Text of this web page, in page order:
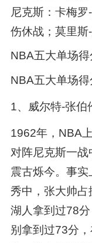
尼克斯：卡梅
伤休战；莫里斯
NBA五大单场
NBA五大单场得
1、威尔特-张伯
1962年，NBA
对阵尼克斯一战
震古烁今。事
秀中，张大帅
湖人拿到过78
别拿到过73分